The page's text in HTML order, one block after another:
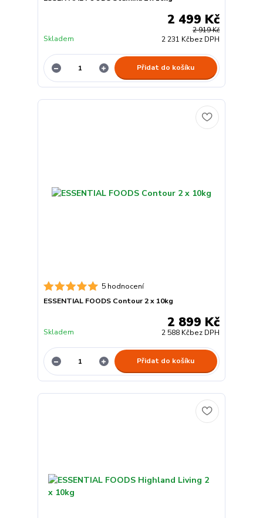
2 919 Kč
2 499 Kč
2 231 Kčbez DPH
Skladem
Přidat do košíku
5 hodnocení
ESSENTIAL FOODS Contour 2 x 10kg
2 899 Kč
2 588 Kčbez DPH
Skladem
Přidat do košíku